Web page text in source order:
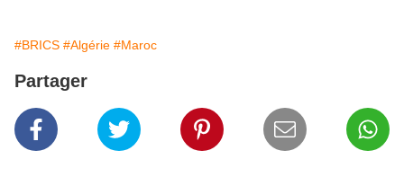
#BRICS #Algérie #Maroc
Partager